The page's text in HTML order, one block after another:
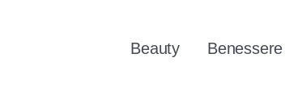
Beauty Benessere